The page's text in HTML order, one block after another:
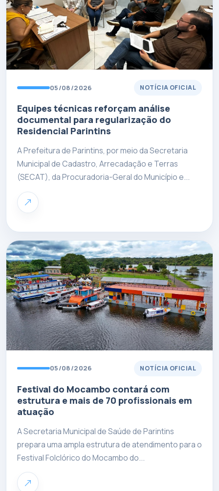
05/08/2026 NOTÍCIA OFICIAL
Equipes técnicas reforçam análise
documental para regularização do
Residencial Parintins
A Prefeitura de Parintins, por meio da Secretaria
Municipal de Cadastro, Arrecadação e Terras
(SECAT), da Procuradoria-Geral do Município e...
05/08/2026 NOTÍCIA OFICIAL
Festival do Mocambo contará com
estrutura e mais de 70 profissionais em
atuação
A Secretaria Municipal de Saúde de Parintins
prepara uma ampla estrutura de atendimento para o
Festival Folclórico do Mocambo do...